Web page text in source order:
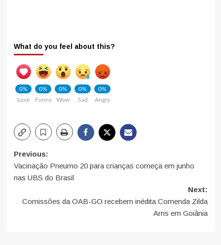
What do you feel about this?
0%
Love
0%
Funny
0%
Wow
0%
Sad
0%
Angry
Post
navigation
Previous:
Vacinação Pneumo 20 para crianças começa em junho
nas UBS do Brasil
Next:
Comissões da OAB-GO recebem inédita Comenda Zilda
Arns em Goiânia